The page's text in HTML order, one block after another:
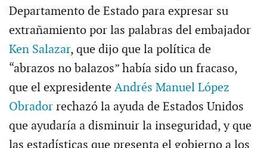
Departamento de Estado para expresar su
extrañamiento por las palabras del embajador
Ken Salazar, que dijo que la política de
“abrazos no balazos” había sido un fracaso,
que el expresidente Andrés Manuel López
Obradorrechazó la ayuda de Estados Unidos
que ayudaría a disminuir la inseguridad, y que
las estadísticas que presenta el gobierno a los